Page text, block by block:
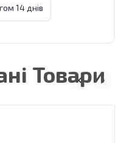
14 днів
Товари